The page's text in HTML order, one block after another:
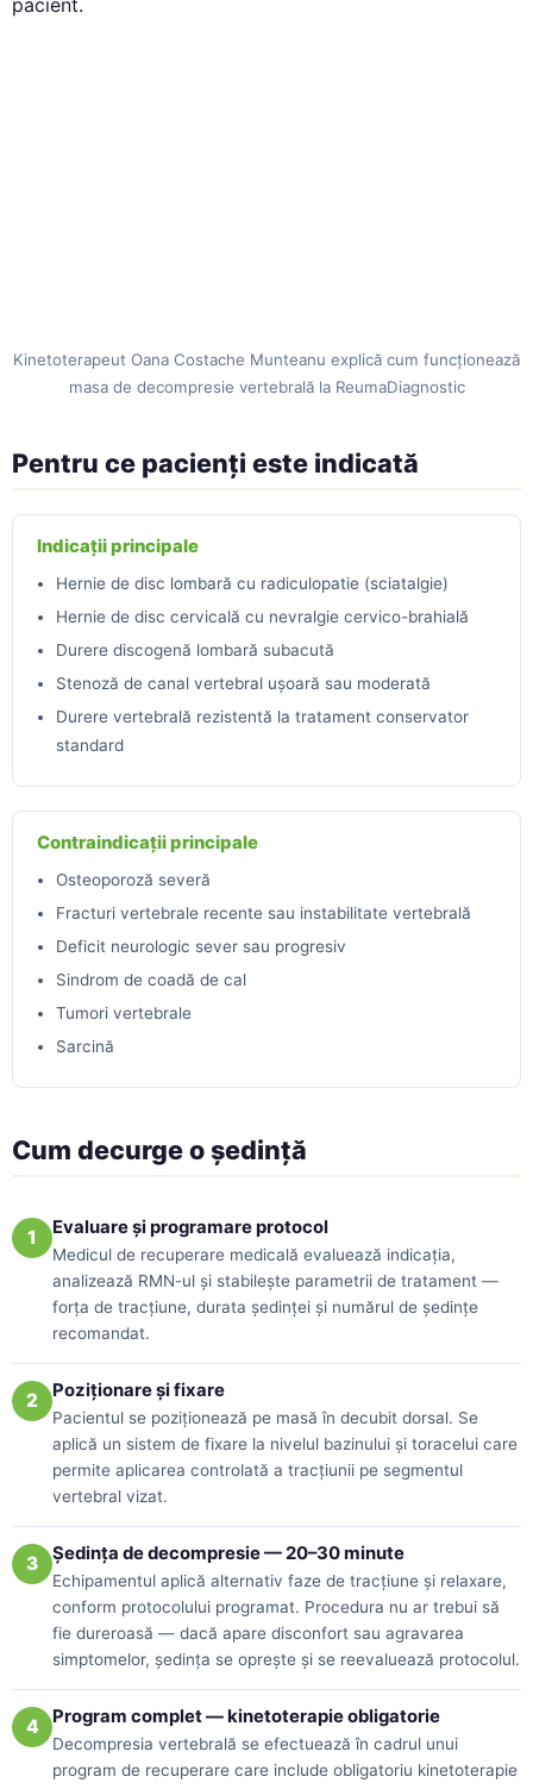
pacient.
Kinetoterapeut Oana Costache Munteanu explică cum funcționează
masa de decompresie vertebrală la ReumaDiagnostic
Pentru ce pacienți este indicată
Indicații principale
Hernie de disc lombară cu radiculopatie (sciatalgie)
Hernie de disc cervicală cu nevralgie cervico-brahială
Durere discogenă lombară subacută
Stenoză de canal vertebral ușoară sau moderată
Durere vertebrală rezistentă la tratament conservator
standard
Contraindicații principale
Osteoporoză severă
Fracturi vertebrale recente sau instabilitate vertebrală
Deficit neurologic sever sau progresiv
Sindrom de coadă de cal
Tumori vertebrale
Sarcină
Cum decurge o ședință
1 Evaluare și programare protocol
Medicul de recuperare medicală evaluează indicația,
analizează RMN-ul și stabilește parametrii de tratament —
forța de tracțiune, durata ședinței și numărul de ședințe
recomandat.
2 Poziționare și fixare
Pacientul se poziționează pe masă în decubit dorsal. Se
aplică un sistem de fixare la nivelul bazinului și toracelui care
permite aplicarea controlată a tracțiunii pe segmentul
vertebral vizat.
3 Ședința de decompresie — 20–30 minute
Echipamentul aplică alternativ faze de tracțiune și relaxare,
conform protocolului programat. Procedura nu ar trebui să
fie dureroasă — dacă apare disconfort sau agravarea
simptomelor, ședința se oprește și se reevaluează protocolul.
4 Program complet — kinetoterapie obligatorie
Decompresia vertebrală se efectuează în cadrul unui
program de recuperare care include obligatoriu kinetoterapie